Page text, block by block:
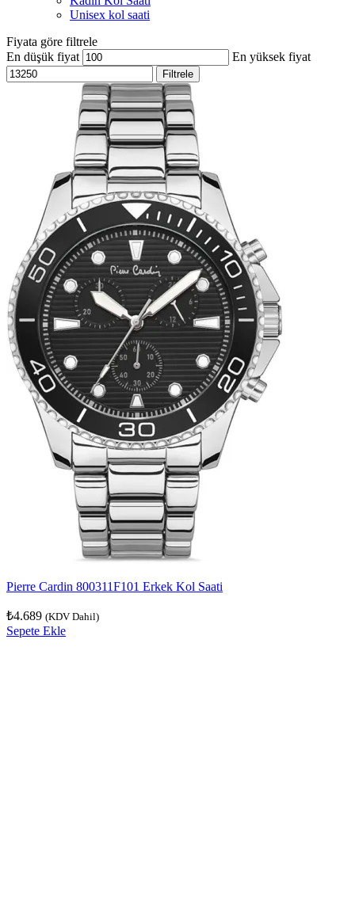
Unisex kol saati
Fiyata göre filtrele
En düşük fiyat
En yüksek fiyat
Filtrele
Pierre Cardin 800311F101 Erkek Kol Saati
₺4.689 (KDV Dahil)
Sepete Ekle